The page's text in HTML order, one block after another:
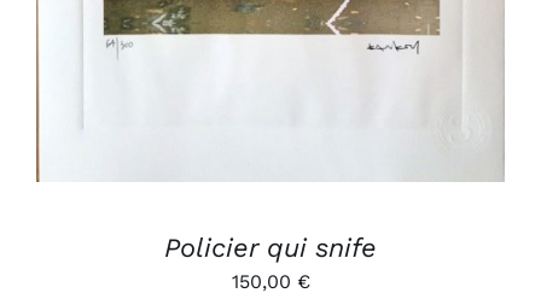
Policier qui snife
150,00 €